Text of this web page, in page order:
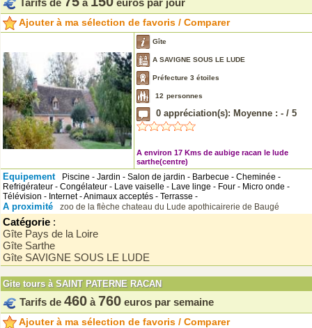
Tarifs de à euros par jour
Ajouter à ma sélection de favoris / Comparer
Gîte
A SAVIGNE SOUS LE LUDE
Préfecture 3 étoiles
12 personnes
0 appréciation(s): Moyenne : - / 5
A environ 17 Kms de aubige racan le lude
sarthe(centre)
Equipement
Piscine - Jardin - Salon de jardin - Barbecue - Cheminée -
Refrigérateur - Congélateur - Lave vaiselle - Lave linge - Four - Micro onde -
Télévision - Internet - Animaux acceptés - Terrasse -
A proximité zoo de la flèche chateau du Lude apothicairerie de Baugé
Catégorie :
Gîte Pays de la Loire
Gîte Sarthe
Gîte SAVIGNE SOUS LE LUDE
Gite tours à SAINT PATERNE RACAN
Tarifs de 460 à 760 euros par semaine
Ajouter à ma sélection de favoris / Comparer